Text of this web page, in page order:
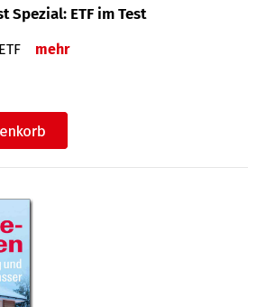
Spezial: ETF im Test
mehr